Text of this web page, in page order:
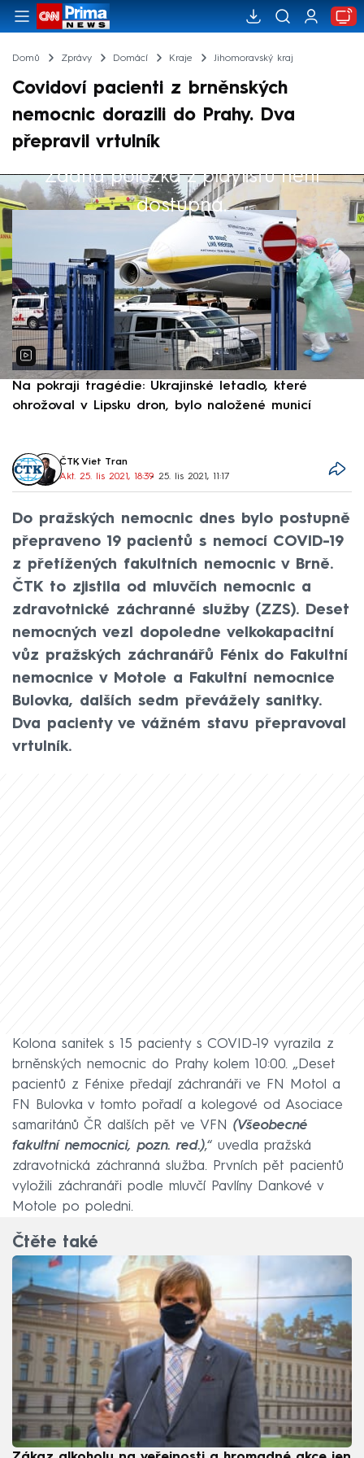
Domů Zprávy Domácí Kraje Jihomoravský kraj
Covidoví pacienti z brněnských
nemocnic dorazili do Prahy. Dva
přepravil vrtulník
Žádná položka z playlistu není
dostupná.
Výběr redakce
Na pokraji tragédie: Ukrajinské letadlo, které
ohrožoval v Lipsku dron, bylo naložené municí
ČTK, Viet Tran
Akt. 25. lis 2021, 18:39• 25. lis 2021, 11:17
Do pražských nemocnic dnes bylo postupně
přepraveno 19 pacientů s nemocí COVID-19
z přetížených fakultních nemocnic v Brně.
ČTK to zjistila od mluvčích nemocnic a
zdravotnické záchranné služby (ZZS). Deset
nemocných vezl dopoledne velkokapacitní
vůz pražských záchranářů Fénix do Fakultní
nemocnice v Motole a Fakultní nemocnice
Bulovka, dalších sedm převážely sanitky.
Dva pacienty ve vážném stavu přepravoval
vrtulník.
Kolona sanitek s 15 pacienty s COVID-19 vyrazila z
brněnských nemocnic do Prahy kolem 10:00. „Deset
pacientů z Fénixe předají záchranáři ve FN Motol a
FN Bulovka v tomto pořadí a kolegové od Asociace
samaritánů ČR dalších pět ve VFN (Všeobecné
fakultní nemocnici, pozn. red.),“ uvedla pražská
zdravotnická záchranná služba. Prvních pět pacientů
vyložili záchranáři podle mluvčí Pavlíny Dankové v
Motole po poledni.
Čtěte také